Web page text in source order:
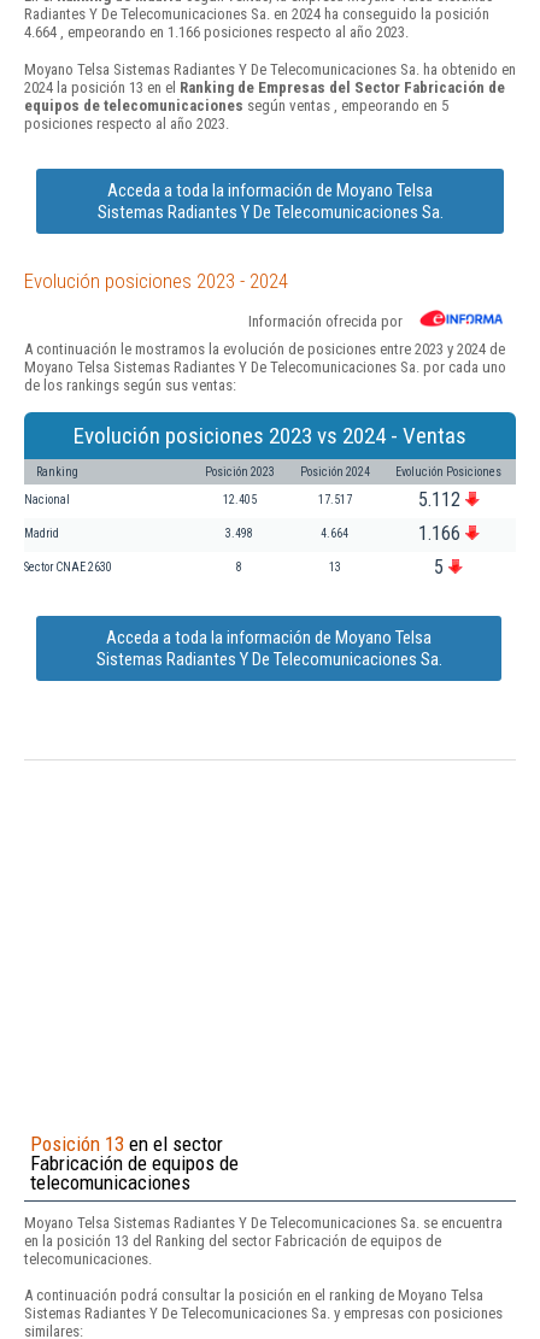
Radiantes Y De Telecomunicaciones Sa. en 2024 ha conseguido la posición
4.664 , empeorando en 1.166 posiciones respecto al año 2023.
Moyano Telsa Sistemas Radiantes Y De Telecomunicaciones Sa. ha obtenido en
2024 la posición 13 en el Ranking de Empresas del Sector Fabricación de
equipos de telecomunicaciones según ventas , empeorando en 5
posiciones respecto al año 2023.
Acceda a toda la información de Moyano Telsa
Sistemas Radiantes Y De Telecomunicaciones Sa.
Evolución posiciones 2023 - 2024
Información ofrecida por
A continuación le mostramos la evolución de posiciones entre 2023 y 2024 de
Moyano Telsa Sistemas Radiantes Y De Telecomunicaciones Sa. por cada uno
de los rankings según sus ventas:
Evolución posiciones 2023 vs 2024 - Ventas
Ranking Posición 2023 Posición 2024 Evolución Posiciones
Nacional 12.405 17.517 5.112
Madrid 3.498 4.664 1.166
Sector CNAE 2630 8 13 5
Acceda a toda la información de Moyano Telsa
Sistemas Radiantes Y De Telecomunicaciones Sa.
Posición 13 en el sector
Fabricación de equipos de
telecomunicaciones
Moyano Telsa Sistemas Radiantes Y De Telecomunicaciones Sa. se encuentra
en la posición 13 del Ranking del sector Fabricación de equipos de
telecomunicaciones.
A continuación podrá consultar la posición en el ranking de Moyano Telsa
Sistemas Radiantes Y De Telecomunicaciones Sa. y empresas con posiciones
similares: